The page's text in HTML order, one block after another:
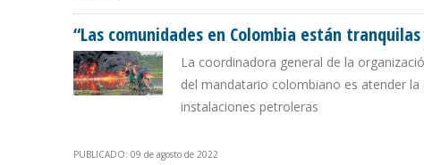
“Las comunidades en Colombia están
La coordinadora general de la
del mandatario colombiano es atender
instalaciones petroleras
PUBLICADO: 09 de agosto de 2022